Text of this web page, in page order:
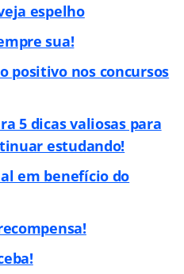
espelho
sua!
positivo nos concursos
5 dicas valiosas para
estudando!
em benefício do